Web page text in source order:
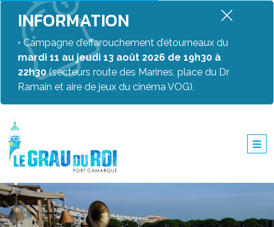
INFORMATION
• Campagne d’effarouchement d’étourneaux du
mardi 11 au jeudi 13 août 2026 de 19h30 à
22h30(secteurs route des Marines, place du Dr
Ramain et aire de jeux du cinéma VOG).